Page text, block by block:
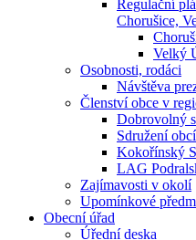
Regulační
Chorušice,
Velký
Osobnosti, rodáci
Návštěva
Členství obce v
Dobrovolný
Sdružení
Kokořínský
LAG
Zajímavosti v okolí
Upomínkové
Obecní úřad
Úřední deska